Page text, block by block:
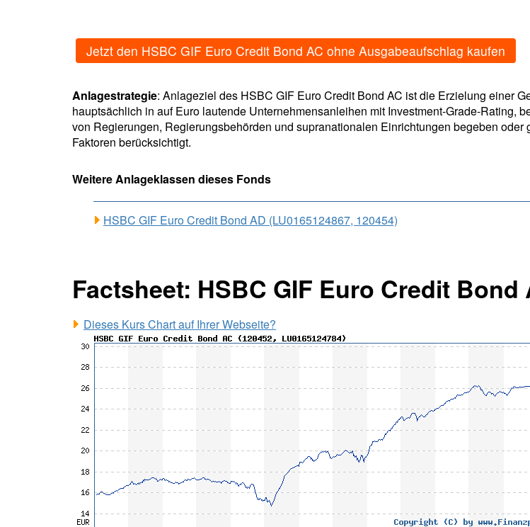
Jetzt den HSBC GIF Euro Credit Bond AC ohne Ausgabeaufschlag kaufen
Anlagestrategie: Anlageziel des HSBC GIF Euro Credit Bond AC ist die Erzielung einer
hauptsächlich in auf Euro lautende Unternehmensanleihen mit Investment-Grade-Rating,
von Regierungen, Regierungsbehörden und supranationalen Einrichtungen begeben
Faktoren berücksichtigt.
Weitere Anlageklassen dieses Fonds
HSBC GIF Euro Credit Bond AD (LU0165124867, 120454)
Factsheet: HSBC GIF Euro Credit
Dieses Kurs Chart auf Ihrer Webseite?